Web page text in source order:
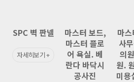
SPC 벽 판넬
자세히보기 +
마스터 보드,
마스터 플로
어 욕실. 베
란다 바닥시
공사진
마
사
의
원.
미용